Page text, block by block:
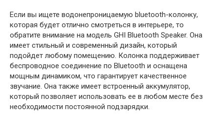
Если вы ищете водонепроницаемую bluetooth-колонку,
которая будет отлично смотреться в интерьере, то
обратите внимание на модель GHI Bluetooth Speaker. Она
имеет стильный и современный дизайн, который
подойдет любому помещению. Колонка поддерживает
беспроводное соединение по Bluetooth и оснащена
мощным динамиком, что гарантирует качественное
звучание. Она также имеет встроенный аккумулятор,
который позволяет использовать ее в любом месте без
необходимости постоянной подзарядки.